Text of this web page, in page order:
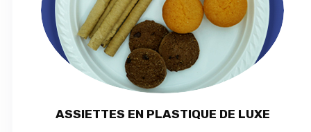
ASSIETTES EN PLASTIQUE DE LUXE